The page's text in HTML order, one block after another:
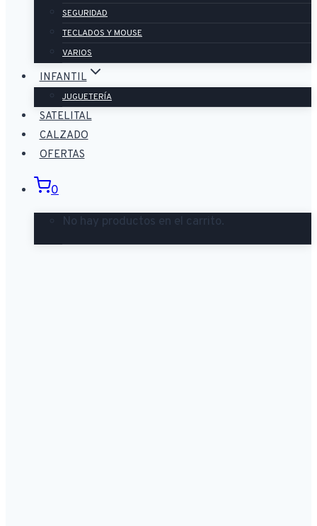
SEGURIDAD
TECLADOS Y MOUSE
VARIOS
INFANTIL
JUGUETERÍA
SATELITAL
CALZADO
OFERTAS
0
No hay productos en el carrito.